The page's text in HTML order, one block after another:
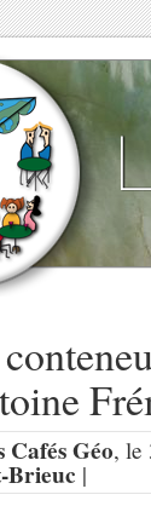
Cafés Géo, le
Brieuc |